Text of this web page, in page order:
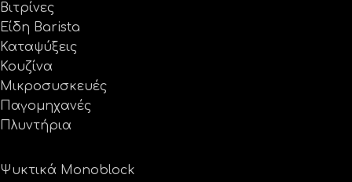
Βιτρίνες
Είδη Barista
Καταψύξεις
Κουζίνα
Μικροσυσκευές
Παγομηχανές
Πλυντήρια
Ψυκτικά Monoblock